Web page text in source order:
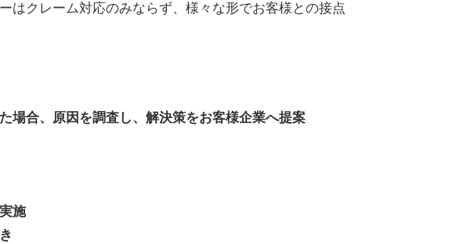
はクレーム対応のみならず、様々な形でお客様との接点
場合、原因を調査し、解決策をお客様企業へ提案
施